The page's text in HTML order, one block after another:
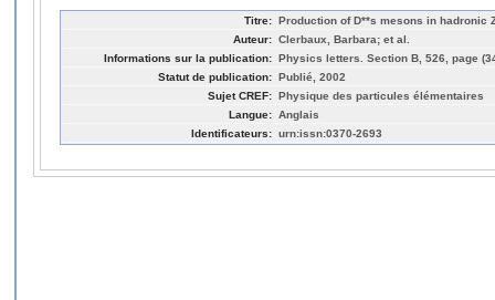
Titre: Production of D**s mesons in hadronic
Auteur: Clerbaux, Barbara; et al.
Informations sur la publication: Physics letters. Section B, 526, page
Statut de publication: Publié, 2002
Sujet CREF: Physique des particules élémentaires
Langue: Anglais
Identificateurs: urn:issn:0370-2693